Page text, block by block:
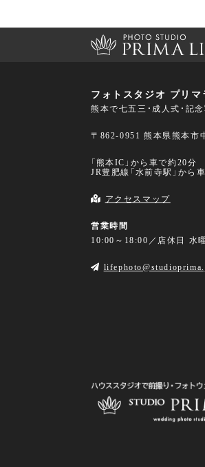
フォトスタジオ プリマ
熊本で七五三・成人式・記
〒862-0951 熊本県熊本市
「熊本IC」から車で約20分
JR豊肥線「水前寺駅」から
アクセスマップ
営業時間
10:00～18:00／店休日 水